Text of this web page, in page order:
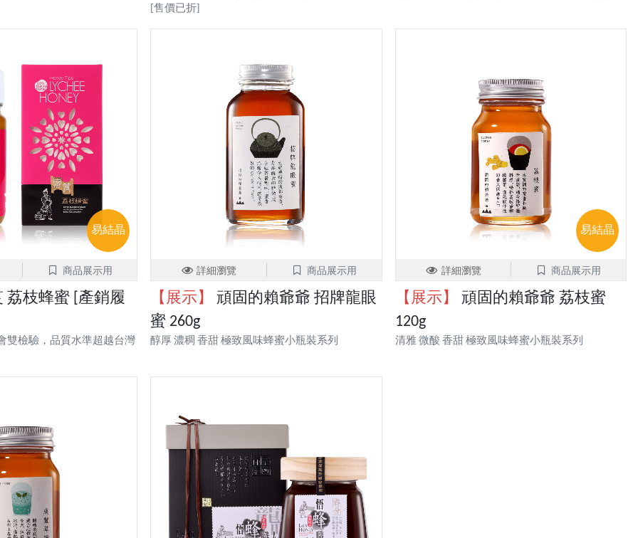
[售價已折]
易結晶
商品展示用
荔枝蜂蜜 [產銷履
雙檢驗，品質水準超越台灣
詳細瀏覽 商品展示用
【展示】
頑固的賴爺爺 招牌龍眼
蜜 260g
醇厚 濃稠 香甜 極致風味蜂蜜小瓶裝系列
易結晶
詳細瀏覽 商品展示用
【展示】
頑固的賴爺爺 荔枝蜜
120g
清雅 微酸 香甜 極致風味蜂蜜小瓶裝系列